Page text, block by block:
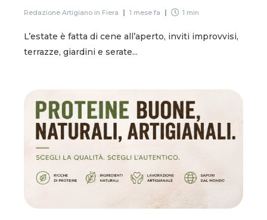
Redazione Artigiano in Fiera 1 mese fa 1 min
L’estate è fatta di cene all’aperto, inviti improvvisi,
terrazze, giardini e serate...